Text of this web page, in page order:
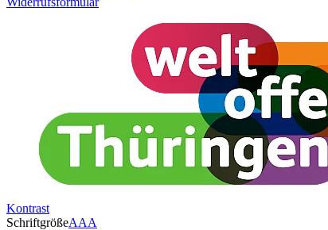
Kontrast
SchriftgrößeAAA